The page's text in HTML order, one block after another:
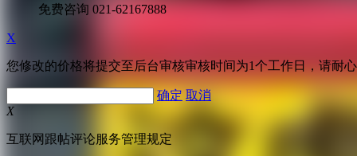
免费咨询 021-62167888
X
您修改的价格将提交至后台审核审核时间为1个工作日，请耐
确定 取消
X
互联网跟帖评论服务管理规定